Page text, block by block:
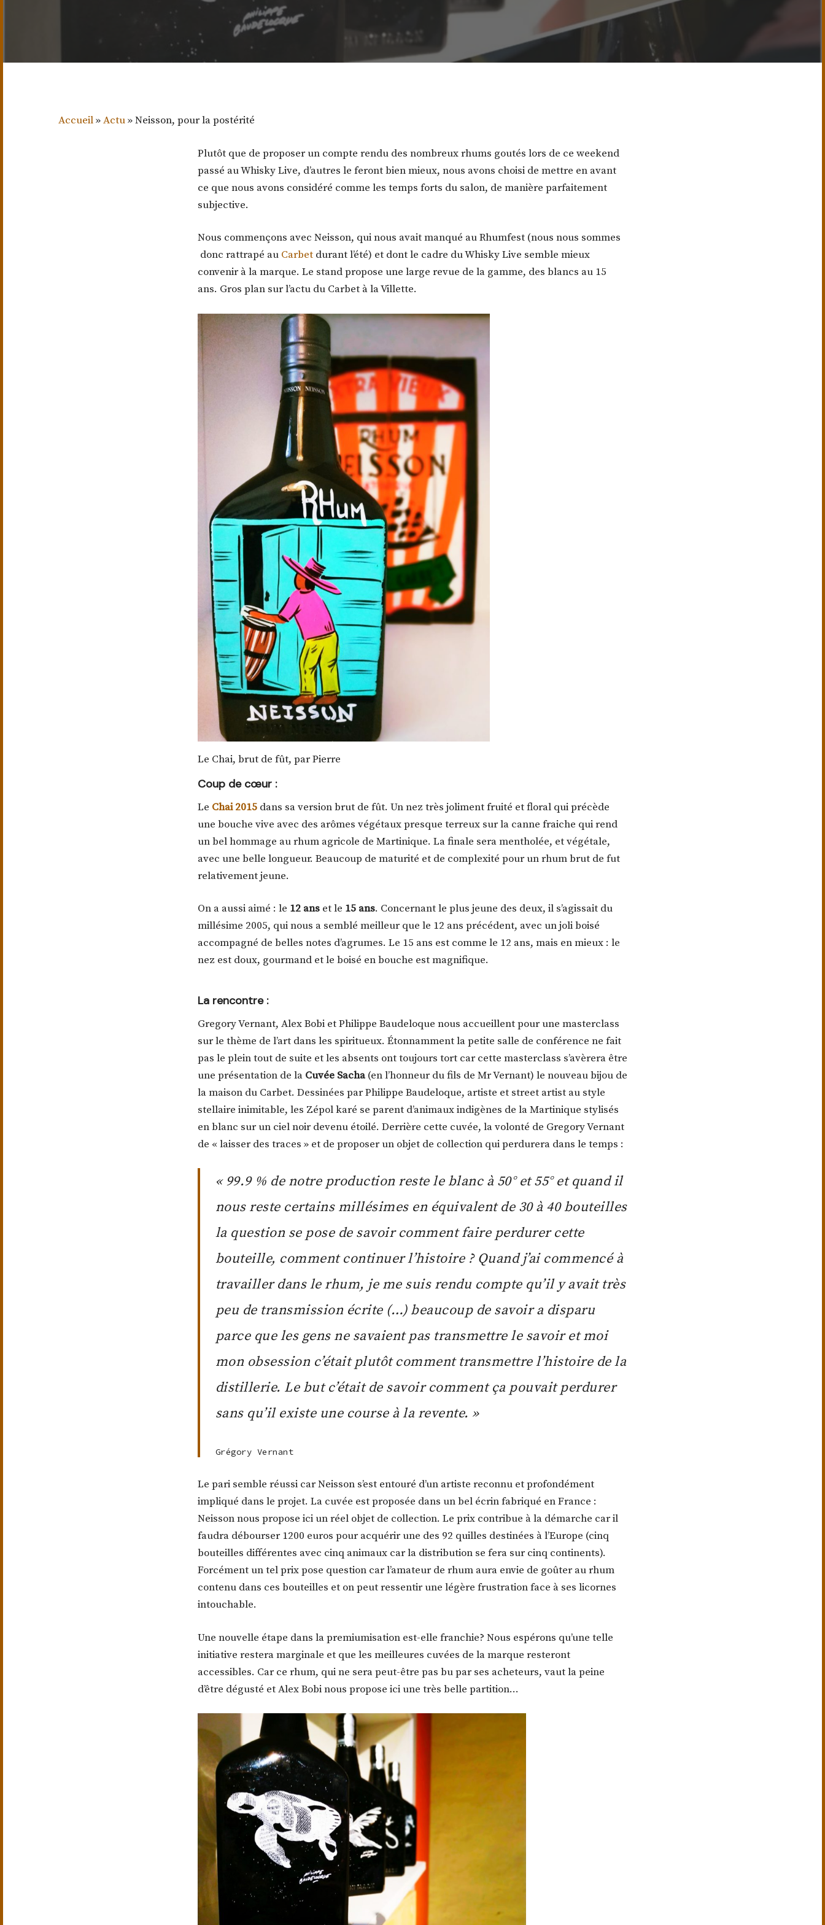
ParPréférence Rhum
Accueil»Actu»Neisson, pour la postérité
Plutôt que de proposer un compte rendu des nombreux rhums goutés lors de ce weekend
passé au Whisky Live, d’autres le feront bien mieux, nous avons choisi de mettre en avant
ce que nous avons considéré comme les temps forts du salon, de manière parfaitement
subjective.
Nous commençons avec Neisson, qui nous avait manqué au Rhumfest (nous nous sommes
donc rattrapé au Carbet durant l’été) et dont le cadre du Whisky Live semble mieux
convenir à la marque. Le stand propose une large revue de la gamme, des blancs au 15
ans. Gros plan sur l’actu du Carbet à la Villette.
Le Chai, brut de fût, par Pierre
Coup de cœur :
Le Chai 2015 dans sa version brut de fût. Un nez très joliment fruité et floral qui précède
une bouche vive avec des arômes végétaux presque terreux sur la canne fraiche qui rend
un bel hommage au rhum agricole de Martinique. La finale sera mentholée, et végétale,
avec une belle longueur. Beaucoup de maturité et de complexité pour un rhum brut de fut
relativement jeune.
On a aussi aimé : le 12 ans et le 15 ans. Concernant le plus jeune des deux, il s’agissait du
millésime 2005, qui nous a semblé meilleur que le 12 ans précédent, avec un joli boisé
accompagné de belles notes d’agrumes. Le 15 ans est comme le 12 ans, mais en mieux : le
nez est doux, gourmand et le boisé en bouche est magnifique.
La rencontre :
Gregory Vernant, Alex Bobi et Philippe Baudeloque nous accueillent pour une masterclass
sur le thème de l’art dans les spiritueux. Étonnamment la petite salle de conférence ne fait
pas le plein tout de suite et les absents ont toujours tort car cette masterclass s’avèrera être
une présentation de la Cuvée Sacha(en l’honneur du fils de Mr Vernant) le nouveau bijou de
la maison du Carbet. Dessinées par Philippe Baudeloque, artiste et street artist au style
stellaire inimitable, les Zépol karé se parent d’animaux indigènes de la Martinique stylisés
en blanc sur un ciel noir devenu étoilé. Derrière cette cuvée, la volonté de Gregory Vernant
de « laisser des traces » et de proposer un objet de collection qui perdurera dans le temps :
« 99.9 % de notre production reste le blanc à 50° et 55° et quand il
nous reste certains millésimes en équivalent de 30 à 40 bouteilles
la question se pose de savoir comment faire perdurer cette
bouteille, comment continuer l’histoire ? Quand j’ai commencé à
travailler dans le rhum, je me suis rendu compte qu’il y avait très
peu de transmission écrite (…) beaucoup de savoir a disparu
parce que les gens ne savaient pas transmettre le savoir et moi
mon obsession c’était plutôt comment transmettre l’histoire de la
distillerie. Le but c’était de savoir comment ça pouvait perdurer
sans qu’il existe une course à la revente. »
Grégory Vernant
Le pari semble réussi car Neisson s’est entouré d’un artiste reconnu et profondément
impliqué dans le projet. La cuvée est proposée dans un bel écrin fabriqué en France :
Neisson nous propose ici un réel objet de collection. Le prix contribue à la démarche car il
faudra débourser 1200 euros pour acquérir une des 92 quilles destinées à l’Europe (cinq
bouteilles différentes avec cinq animaux car la distribution se fera sur cinq continents).
Forcément un tel prix pose question car l’amateur de rhum aura envie de goûter au rhum
contenu dans ces bouteilles et on peut ressentir une légère frustration face à ses licornes
intouchable.
Une nouvelle étape dans la premiumisation est-elle franchie? Nous espérons qu’une telle
initiative restera marginale et que les meilleures cuvées de la marque resteront
accessibles. Car ce rhum, qui ne sera peut-être pas bu par ses acheteurs, vaut la peine
d’être dégusté et Alex Bobi nous propose ici une très belle partition…